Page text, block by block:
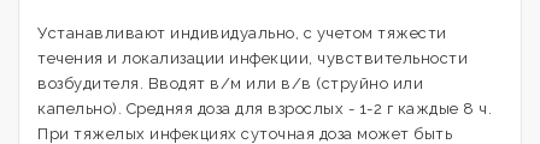
Устанавливают индивидуально, с учетом тяжести
течения и локализации инфекции, чувствительности
возбудителя. Вводят в/м или в/в (струйно или
капельно). Средняя доза для взрослых - 1-2 г каждые 8 ч.
При тяжелых инфекциях суточная доза может быть